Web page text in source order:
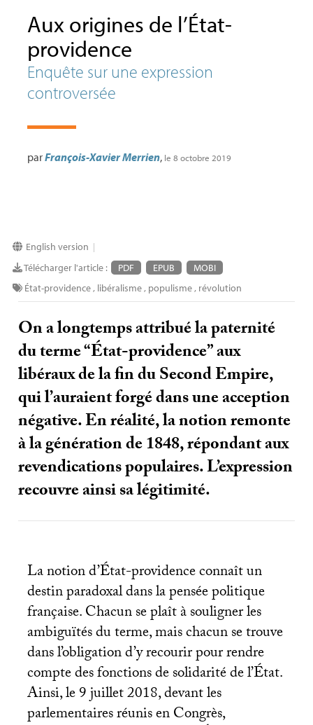
Aux origines de l’État-
providence
Enquête sur une expression
controversée
parFrançois-Xavier Merrien, le 8 octobre 2019
English version |
Télécharger l'article : PDF EPUB
MOBI
État-providence, libéralisme, populisme, révolution
On a longtemps attribué la paternité
du terme “État-providence” aux
libéraux de la fin du Second Empire,
qui l’auraient forgé dans une acception
négative. En réalité, la notion remonte
à la génération de 1848, répondant aux
revendications populaires. L’expression
recouvre ainsi sa légitimité.
La notion d’État-providence connaît un
destin paradoxal dans la pensée politique
française. Chacun se plaît à souligner les
ambiguïtés du terme, mais chacun se trouve
dans l’obligation d’y recourir pour rendre
compte des fonctions de solidarité de l’État.
Ainsi, le 9 juillet 2018, devant les
parlementaires réunis en Congrès,